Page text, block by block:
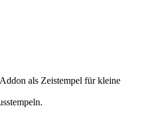
als Zeistempel für kleine